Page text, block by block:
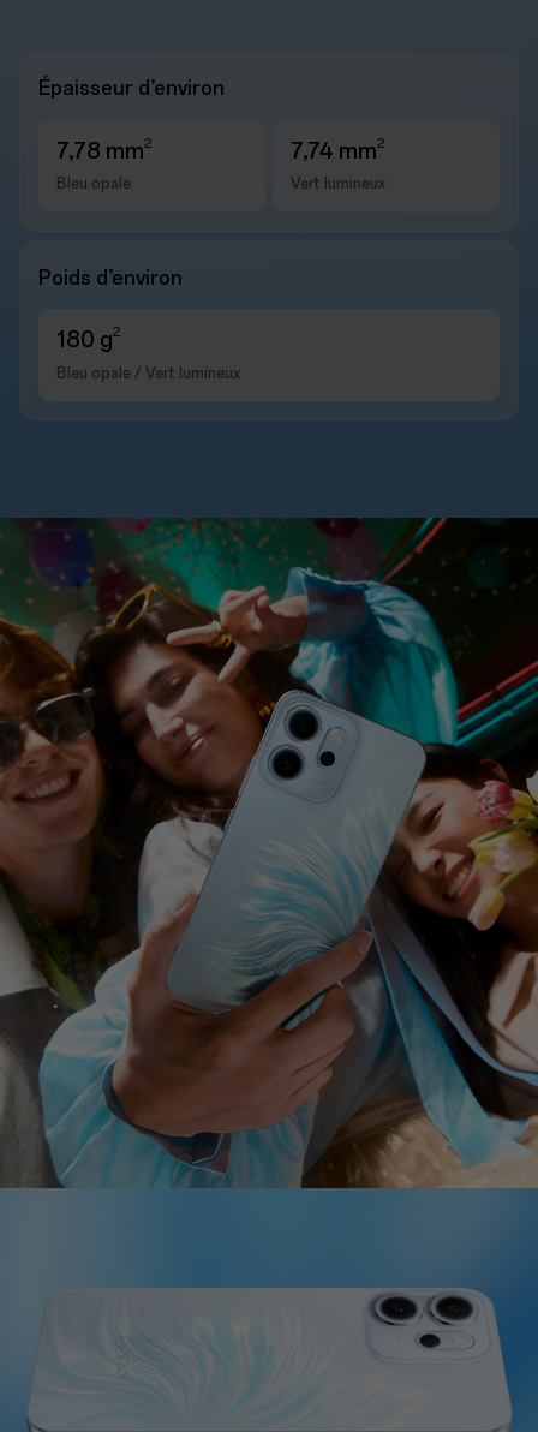
Épaisseur d’environ
7,78 mm2
Bleu opale
7,74 mm2
Vert lumineux
Poids d’environ
180 g2
Bleu opale / Vert lumineux